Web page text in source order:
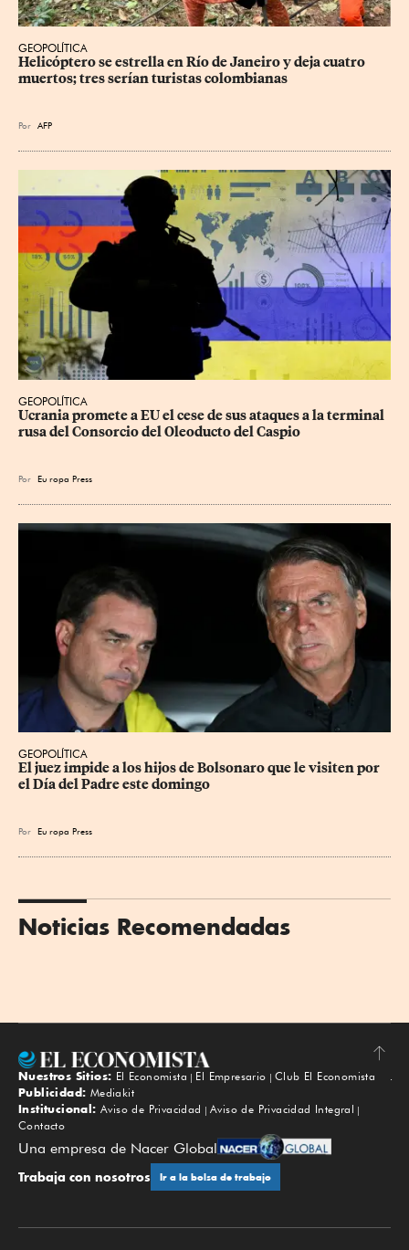
GEOPOLÍTICA
Helicóptero se estrella en Río de Janeiro y deja cuatro
muertos; tres serían turistas colombianas
Por AFP
GEOPOLÍTICA
Ucrania promete a EU el cese de sus ataques a la terminal
rusa del Consorcio del Oleoducto del Caspio
Por Eu ropa Press
GEOPOLÍTICA
El juez impide a los hijos de Bolsonaro que le visiten por
el Día del Padre este domingo
Por Eu ropa Press
Noticias Recomendadas
Subir
Nuestros Sitios: El Economista El Empresario
Club El Economista
Publicidad: Mediakit
Institucional: Aviso de Privacidad
Aviso de Privacidad Integral
Contacto
Una empresa de Nacer Global
Trabaja con nosotros Ir a la bolsa de trabajo